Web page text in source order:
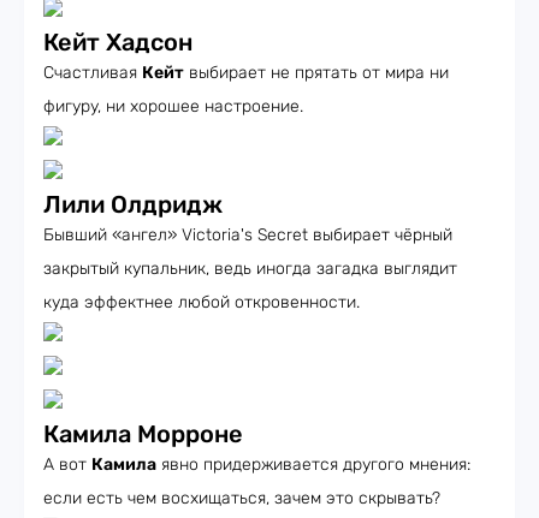
Кейт Хадсон
Счастливая Кейт выбирает не прятать от мира ни
фигуру, ни хорошее настроение.
Лили Олдридж
Бывший «ангел» Victoria's Secret выбирает чёрный
закрытый купальник, ведь иногда загадка выглядит
куда эффектнее любой откровенности.
Камила Морроне
А вот Камила явно придерживается другого мнения:
если есть чем восхищаться, зачем это скрывать?